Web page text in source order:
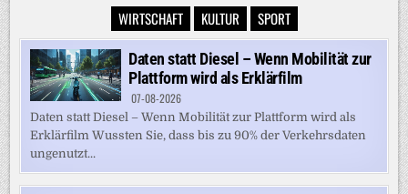
WIRTSCHAFT KULTUR SPORT
Daten statt Diesel – Wenn Mobilität zur
Plattform wird als Erklärfilm
07-08-2026
Daten statt Diesel – Wenn Mobilität zur Plattform wird als
Erklärfilm Wussten Sie, dass bis zu 90% der Verkehrsdaten
ungenutzt...